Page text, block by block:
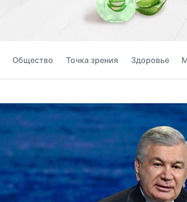
Общество Точка зрения Здоровье